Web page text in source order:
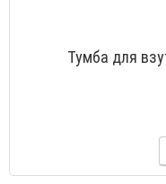
Тумба для